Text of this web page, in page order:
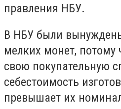
правления НБУ.
В НБУ были
мелких монет, потому
свою покупательную
себестоимость
превышает их